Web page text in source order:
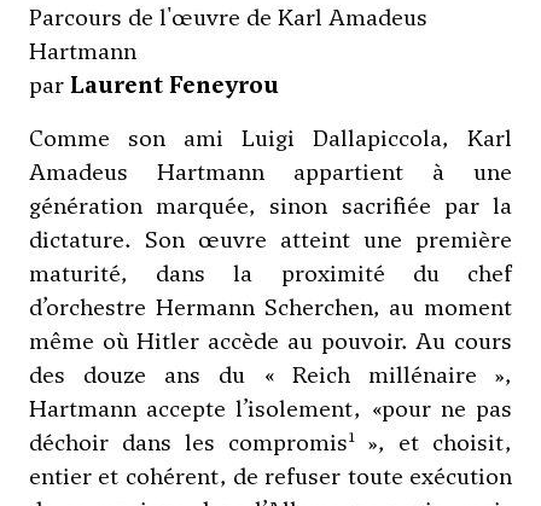
Parcours de l'œuvre de Karl Amadeus
Hartmann
parLaurent Feneyrou
Comme son ami Luigi Dallapiccola, Karl
Amadeus Hartmann appartient à une
génération marquée, sinon sacrifiée par la
dictature. Son œuvre atteint une première
maturité, dans la proximité du chef
d’orchestre Hermann Scherchen, au moment
même où Hitler accède au pouvoir. Au cours
des douze ans du « Reich millénaire »,
Hartmann accepte l’isolement, «pour ne pas
déchoir dans les compromis1 », et choisit,
entier et cohérent, de refuser toute exécution